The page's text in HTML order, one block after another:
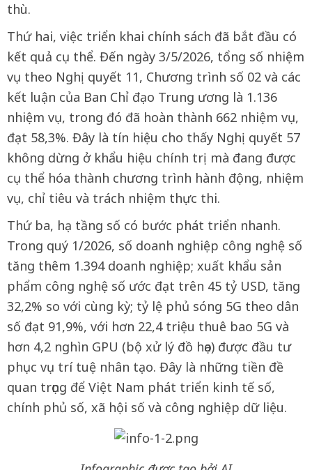
thù.
Thứ hai, việc triển khai chính sách đã bắt đầu có
kết quả cụ thể. Đến ngày 3/5/2026, tổng số nhiệm
vụ theo Nghị quyết 11, Chương trình số 02 và các
kết luận của Ban Chỉ đạo Trung ương là 1.136
nhiệm vụ, trong đó đã hoàn thành 662 nhiệm vụ,
đạt 58,3%. Đây là tín hiệu cho thấy Nghị quyết 57
không dừng ở khẩu hiệu chính trị mà đang được
cụ thể hóa thành chương trình hành động, nhiệm
vụ, chỉ tiêu và trách nhiệm thực thi.
Thứ ba, hạ tầng số có bước phát triển nhanh.
Trong quý 1/2026, số doanh nghiệp công nghệ số
tăng thêm 1.394 doanh nghiệp; xuất khẩu sản
phẩm công nghệ số ước đạt trên 45 tỷ USD, tăng
32,2% so với cùng kỳ; tỷ lệ phủ sóng 5G theo dân
số đạt 91,9%, với hơn 22,4 triệu thuê bao 5G và
hơn 4,2 nghìn GPU (bộ xử lý đồ họa) được đầu tư
phục vụ trí tuệ nhân tạo. Đây là những tiền đề
quan trọng để Việt Nam phát triển kinh tế số,
chính phủ số, xã hội số và công nghiệp dữ liệu.